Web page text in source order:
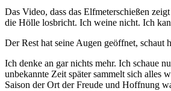
Das Video, dass das Elfmeterschießen
die Hölle losbricht. Ich weine nicht. Ich
Der Rest hat seine Augen geöffnet,
Ich denke an gar nichts mehr. Ich schaue
unbekannte Zeit später sammelt sich alles
Saison der Ort der Freude und Hoffnung